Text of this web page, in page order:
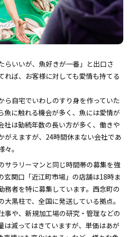
らいいが、魚好きが一番」と出口さ
れば、お客様に対しても愛情も持てる
ら自宅でいわしのすり身を作っていた
魚に触れる機会が多く、魚には愛情が
社は勤続年数の長い方が多く、働きや
がえますが、24時間休まない会社であ
。
サラリーマンと同じ時間帯の募集を強
玄関口「近江町市場」の店舗は18時ま
務者を特に募集しています。西念町の
黒柱で、全国に発送している拠点。
事や、新規加工場の研究・管理などの
は減ってはきていますが、単価はあが